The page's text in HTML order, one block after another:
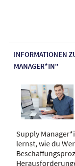
INFORMATIONEN
MANAGER*IN"
Supply
lernst, wie du